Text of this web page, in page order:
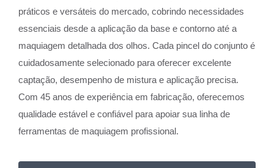
práticos e versáteis do mercado, cobrindo necessidades
essenciais desde a aplicação da base e contorno até a
maquiagem detalhada dos olhos. Cada pincel do conjunto é
cuidadosamente selecionado para oferecer excelente
captação, desempenho de mistura e aplicação precisa.
Com 45 anos de experiência em fabricação, oferecemos
qualidade estável e confiável para apoiar sua linha de
ferramentas de maquiagem profissional.